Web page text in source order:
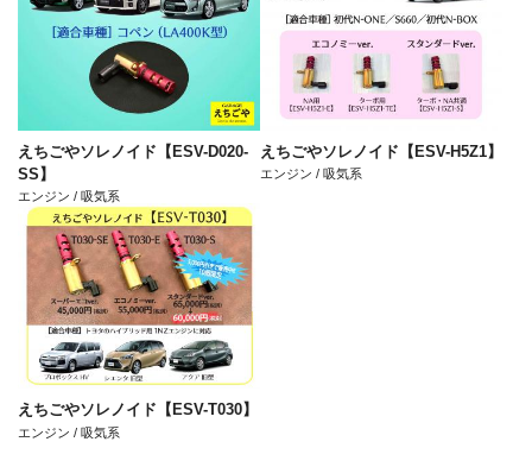
えちごやソレノイド【ESV-D020-
SS】
エンジン / 吸気系
えちごやソレノイド【ESV-H5Z1】
エンジン / 吸気系
えちごやソレノイド【ESV-T030】
エンジン / 吸気系